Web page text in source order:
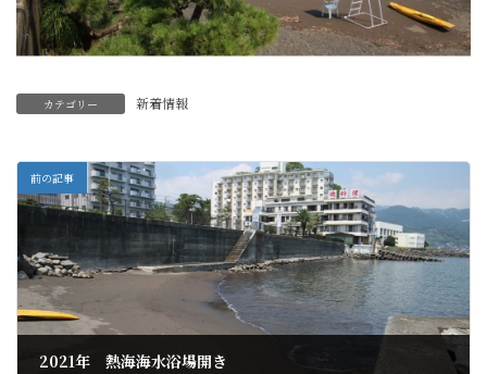
カテゴリー 新着情報
前の記事
2021年 熱海海水浴場開き